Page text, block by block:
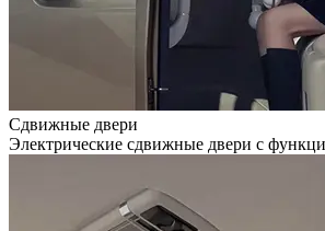
Сдвижные двери
Электрические сдвижные двери с